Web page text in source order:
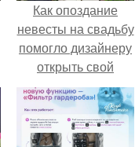
Как опоздание
невесты на свадьбу
помогло дизайнеру
открыть свой
бренд.